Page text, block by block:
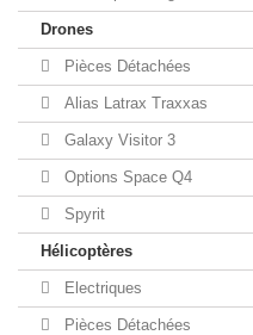
Drones
Pièces Détachées
Alias Latrax Traxxas
Galaxy Visitor 3
Options Space Q4
Spyrit
Hélicoptères
Electriques
Pièces Détachées